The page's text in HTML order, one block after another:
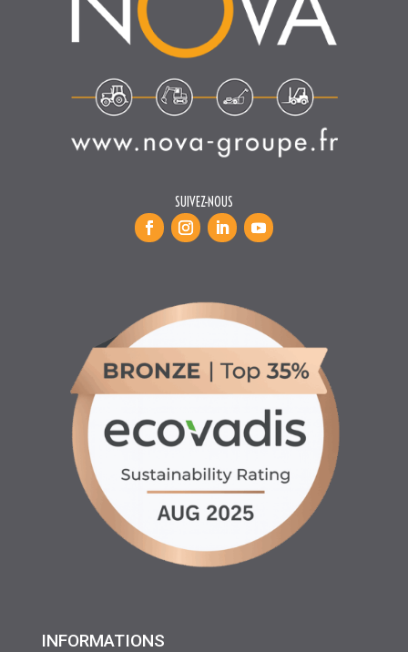
SUIVEZ-NOUS
INFORMATIONS